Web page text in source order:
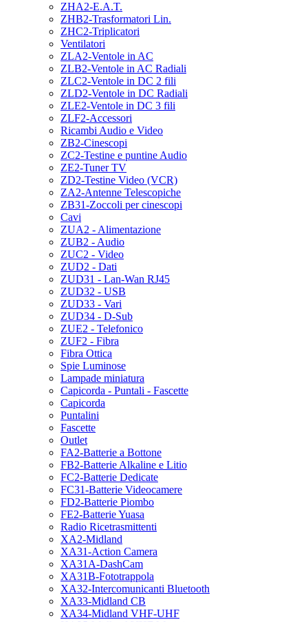
ZHA2-E.A.T.
ZHB2-Trasformatori Lin.
ZHC2-Triplicatori
Ventilatori
ZLA2-Ventole in AC
ZLB2-Ventole in AC Radiali
ZLC2-Ventole in DC 2 fili
ZLD2-Ventole in DC Radiali
ZLE2-Ventole in DC 3 fili
ZLF2-Accessori
Ricambi Audio e Video
ZB2-Cinescopi
ZC2-Testine e puntine Audio
ZE2-Tuner TV
ZD2-Testine Video (VCR)
ZA2-Antenne Telescopiche
ZB31-Zoccoli per cinescopi
Cavi
ZUA2 - Alimentazione
ZUB2 - Audio
ZUC2 - Video
ZUD2 - Dati
ZUD31 - Lan-Wan RJ45
ZUD32 - USB
ZUD33 - Vari
ZUD34 - D-Sub
ZUE2 - Telefonico
ZUF2 - Fibra
Fibra Ottica
Spie Luminose
Lampade miniatura
Capicorda - Puntali - Fascette
Capicorda
Puntalini
Fascette
Outlet
FA2-Batterie a Bottone
FB2-Batterie Alkaline e Litio
FC2-Batterie Dedicate
FC31-Batterie Videocamere
FD2-Batterie Piombo
FE2-Batterie Yuasa
Radio Ricetrasmittenti
XA2-Midland
XA31-Action Camera
XA31A-DashCam
XA31B-Fototrappola
XA32-Intercomunicanti Bluetooth
XA33-Midland CB
XA34-Midland VHF-UHF